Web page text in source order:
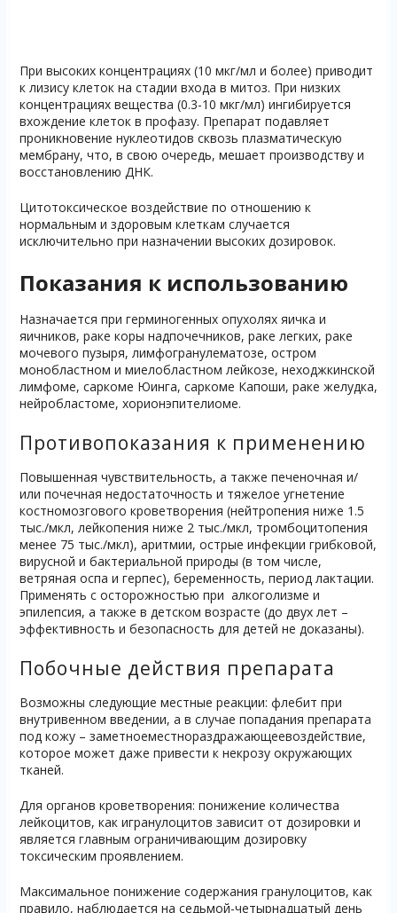
При высоких концентрациях (10 мкг/мл и более) приводит
к лизису клеток на стадии входа в митоз. При низких
концентрациях вещества (0.3-10 мкг/мл) ингибируется
вхождение клеток в профазу. Препарат подавляет
проникновение нуклеотидов сквозь плазматическую
мембрану, что, в свою очередь, мешает производству и
восстановлению ДНК.
Цитотоксическое воздействие по отношению к
нормальным и здоровым клеткам случается
исключительно при назначении высоких дозировок.
Показания к использованию
Назначается при герминогенных опухолях яичка и
яичников, раке коры надпочечников, раке легких, раке
мочевого пузыря, лимфогранулематозе, остром
монобластном и миелобластном лейкозе, неходжкинской
лимфоме, саркоме Юинга, саркоме Капоши, раке желудка,
нейробластоме, хорионэпителиоме.
Противопоказания к применению
Повышенная чувствительность, а также печеночная и/
или почечная недостаточность и тяжелое угнетение
костномозгового кроветворения (нейтропения ниже 1.5
тыс./мкл, лейкопения ниже 2 тыс./мкл, тромбоцитопения
менее 75 тыс./мкл), аритмии, острые инфекции грибковой,
вирусной и бактериальной природы (в том числе,
ветряная оспа и герпес), беременность, период лактации.
Применять с осторожностью при алкоголизме и
эпилепсия, а также в детском возрасте (до двух лет –
эффективность и безопасность для детей не доказаны).
Побочные действия препарата
Возможны следующие местные реакции: флебит при
внутривенном введении, а в случае попадания препарата
под кожу – заметноеместнораздражающеевоздействие,
которое может даже привести к некрозу окружающих
тканей.
Для органов кроветворения: понижение количества
лейкоцитов, как игранулоцитов зависит от дозировки и
является главным ограничивающим дозировку
токсическим проявлением.
Максимальное понижение содержания гранулоцитов, как
правило, наблюдается на седьмой-четырнадцатый день